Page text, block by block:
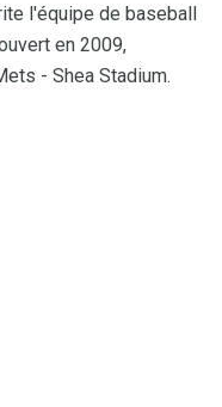
l'équipe de baseball
en 2009,
- Shea Stadium.